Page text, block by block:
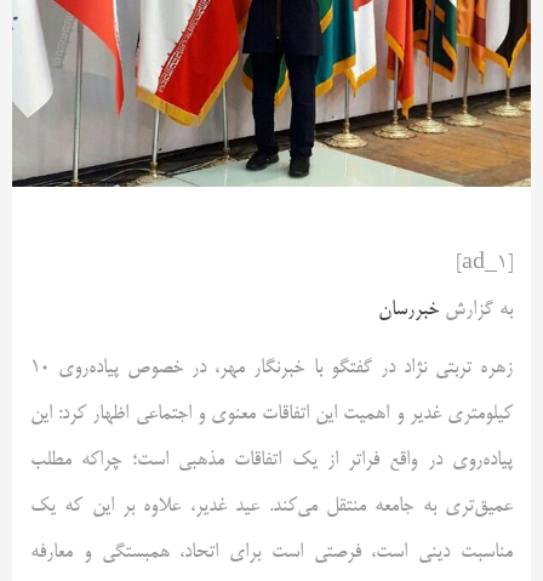
به گزارش خبررسان
زهره تربتی نژاد در گفتگو با خبرنگار مهر، در خصوص پیاده‌روی ۱۰
کیلومتری غدیر و اهمیت این اتفاقات معنوی و اجتماعی اظهار کرد: این
پیاده‌روی در واقع فراتر از یک اتفاقات مذهبی است؛ چراکه مطلب
عمیق‌تری به جامعه منتقل می‌کند. عید غدیر، علاوه بر این که یک
مناسبت دینی است، فرصتی است برای اتحاد، همبستگی و معارفه